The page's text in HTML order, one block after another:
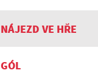
NÁJEZD VE HŘE
GÓL